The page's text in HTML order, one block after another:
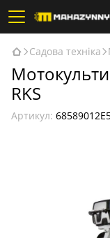
Садова техніка
RKS
Артикул: